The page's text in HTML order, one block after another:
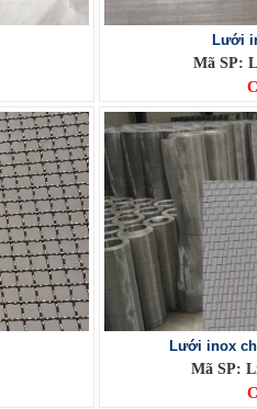
Lưới
Mã SP:
Lưới inox
Mã SP: